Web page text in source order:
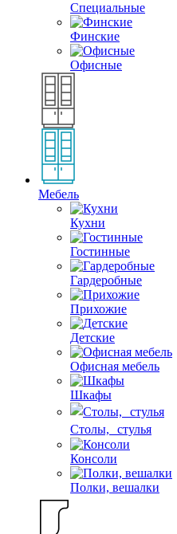
Специальные
Финские
Офисные
Мебель
Кухни
Гостинные
Гардеробные
Прихожие
Детские
Офисная мебель
Шкафы
Столы, стулья
Консоли
Полки, вешалки